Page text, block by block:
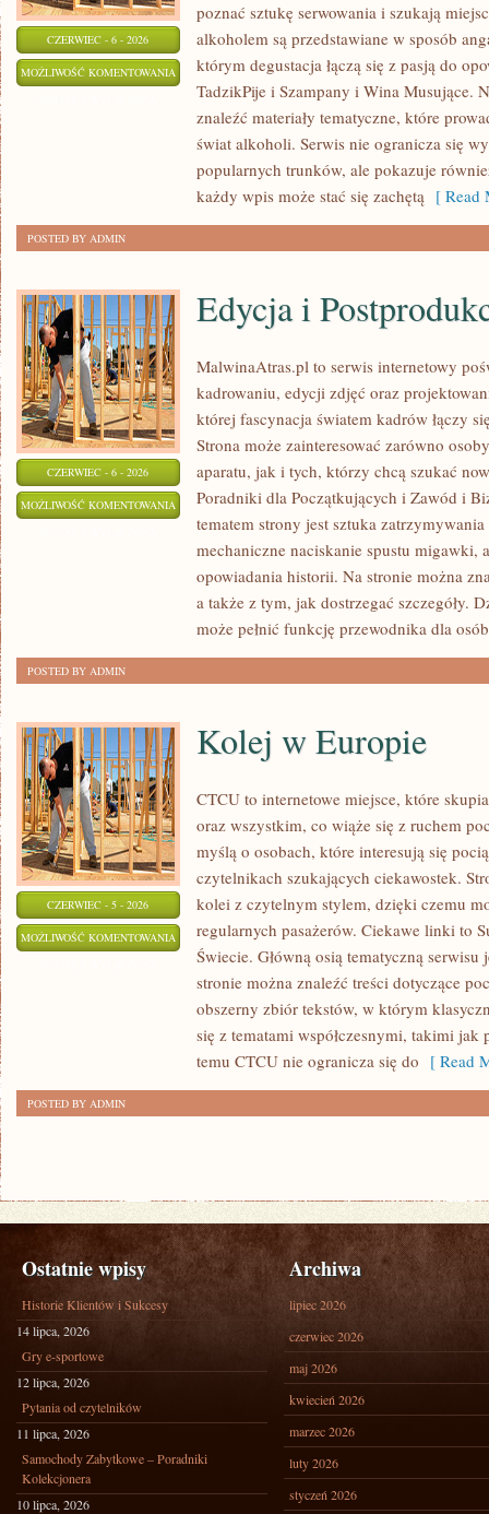
CZERWIEC - 6 - 2026
MOŻLIWOŚĆ KOMENTOWANIA PIWA
ŚWIATA
poznać sztukę serwowania i szukają
alkoholem są przedstawiane w sposób
którym degustacja łączą się z pasją do
TadzikPije i Szampany i Wina Musujące.
znaleźć materiały tematyczne, które
świat alkoholi. Serwis nie ogranicza się
popularnych trunków, ale pokazuje
każdy wpis może stać się zachętą [ Read
POSTED BY ADMIN
CZERWIEC - 6 - 2026
MOŻLIWOŚĆ KOMENTOWANIA EDYCJA
POSTPRODUKCJA
Edycja i
MalwinaAtras.pl to serwis internetowy
kadrowaniu, edycji zdjęć oraz
której fascynacja światem kadrów łączy
Strona może zainteresować zarówno
aparatu, jak i tych, którzy chcą szukać
Poradniki dla Początkujących i Zawód i
tematem strony jest sztuka
mechaniczne naciskanie spustu migawki,
opowiadania historii. Na stronie można
a także z tym, jak dostrzegać szczegóły.
może pełnić funkcję przewodnika dla
POSTED BY ADMIN
CZERWIEC - 5 - 2026
MOŻLIWOŚĆ KOMENTOWANIA KOLEJ
EUROPIE
Kolej w Europie
CTCU to internetowe miejsce, które
oraz wszystkim, co wiąże się z ruchem
myślą o osobach, które interesują się
czytelnikach szukających ciekawostek.
kolei z czytelnym stylem, dzięki czemu
regularnych pasażerów. Ciekawe linki to
Świecie. Główną osią tematyczną
stronie można znaleźć treści dotyczące
obszerny zbiór tekstów, w którym
się z tematami współczesnymi, takimi
temu CTCU nie ogranicza się do [ Read
POSTED BY ADMIN
Ostatnie wpisy
Historie Klientów i Sukcesy
14 lipca, 2026
Gry e-sportowe
12 lipca, 2026
Pytania od czytelników
11 lipca, 2026
Samochody Zabytkowe – Poradniki
Kolekcjonera
10 lipca, 2026
Archiwa
lipiec 2026
czerwiec 2026
maj 2026
kwiecień 2026
marzec 2026
luty 2026
styczeń 2026